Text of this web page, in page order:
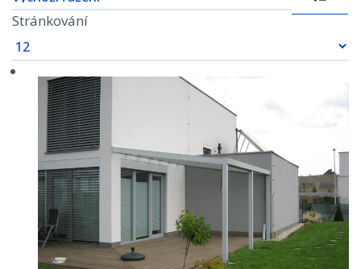
Stránkování